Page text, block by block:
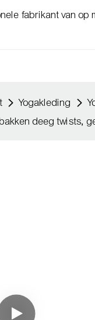
fabrikant van
Yogakleding
deeg twists,